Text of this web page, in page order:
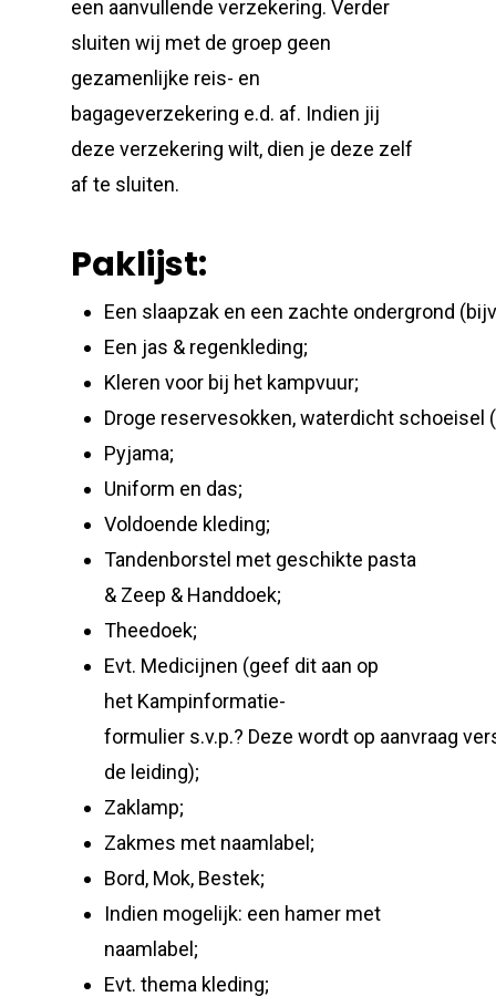
een aanvullende verzekering. Verder
sluiten wij met de groep geen
gezamenlijke reis- en
bagageverzekering e.d. af. Indien jij
deze verzekering wilt, dien je deze zelf
af te sluiten.
Paklijst:
Een slaapzak en een zachte ondergrond
Een jas & regenkleding;
Kleren voor bij het kampvuur;
Droge reservesokken, waterdicht schoeisel
Pyjama;
Uniform en das;
Voldoende kleding;
Tandenborstel met geschikte pasta
& Zeep & Handdoek;
Theedoek;
Evt. Medicijnen (geef dit aan op
het Kampinformatie-
formulier s.v.p.? Deze wordt op aanvraag
de leiding);
Zaklamp;
Zakmes met naamlabel;
Bord, Mok, Bestek;
Indien mogelijk: een hamer met
naamlabel;
Evt. thema kleding;